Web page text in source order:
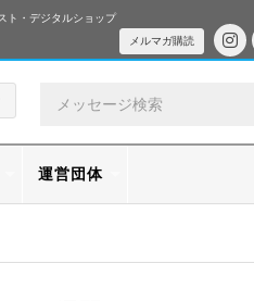
ト・デジタルショップ
メルマガ購読
運営団体